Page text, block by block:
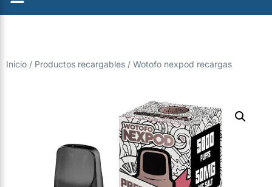
Inicio / Productos recargables / Wotofo nexpod recargas